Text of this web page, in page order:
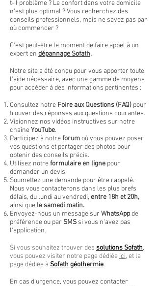
t-il problème ? Le confort dans votre domicile
n'est plus optimal ?Vous recherchez des
conseils professionnels, mais ne savez pas par
où commencer ?
C'est peut-être le moment de faire appel à un
expert en dépannage Sofath.
Notre site a été conçu pour vous apporter toute
l'aide nécessaire, avec une gamme de moyens
pour accéder à des informations pertinentes :
Consultez notre Foire aux Questions (FAQ) pour
trouver des réponses aux questions courantes.
Visionnez nos vidéos instructives sur notre
chaîneYouTube.
Participez à notreforumoù vous pouvez poser
vos questions et partager des photos pour
obtenir des conseils précis.
Utilisez notreformulaire en ligne pour
demander un devis.
Soumettez une demande pour être rappelé.
Nous vous contacterons dans les plus brefs
délais, du lundi au vendredi, entre 18h et 20h,
ainsi que le samedi matin.
Envoyez-nous un message sur WhatsAppde
préférence ou par SMS si vous n'avez pas
l'application.
Si vous souhaitez trouver des solutions Sofath,
vous pouvez visiter notre page dédiée ici, et la
page dédiée à Sofath géothermie.
En cas d'urgence, vous pouvez contacter